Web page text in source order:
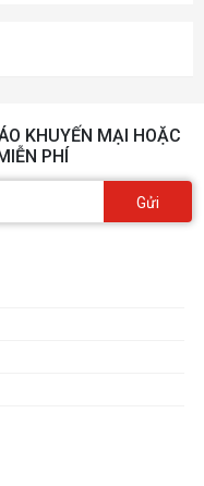
KHUYẾN MẠI HOẶC
PHÍ
Gửi